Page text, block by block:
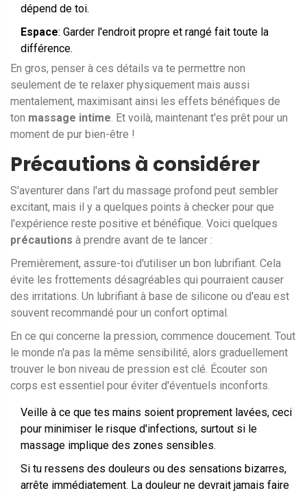
dépend de toi.
Espace: Garder l'endroit propre et rangé fait toute la
différence.
En gros, penser à ces détails va te permettre non
seulement de te relaxer physiquement mais aussi
mentalement, maximisant ainsi les effets bénéfiques de
ton massage intime. Et voilà, maintenant t'es prêt pour un
moment de pur bien-être !
Précautions à considérer
S'aventurer dans l'art du massage profond peut sembler
excitant, mais il y a quelques points à checker pour que
l'expérience reste positive et bénéfique. Voici quelques
précautions à prendre avant de te lancer :
Premièrement, assure-toi d'utiliser un bon lubrifiant. Cela
évite les frottements désagréables qui pourraient causer
des irritations. Un lubrifiant à base de silicone ou d'eau est
souvent recommandé pour un confort optimal.
En ce qui concerne la pression, commence doucement. Tout
le monde n'a pas la même sensibilité, alors graduellement
trouver le bon niveau de pression est clé. Écouter son
corps est essentiel pour éviter d'éventuels inconforts.
Veille à ce que tes mains soient proprement lavées, ceci
pour minimiser le risque d'infections, surtout si le
massage implique des zones sensibles.
Si tu ressens des douleurs ou des sensations bizarres,
arrête immédiatement. La douleur ne devrait jamais faire